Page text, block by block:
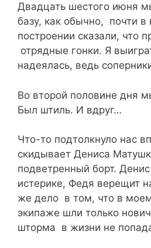
Двадцать шестого июня
базу, как обычно, почти в
построении сказали, что
отрядные гонки. Я
надеялась, ведь
Во второй половине дня
Был штиль. И вдруг…
Что-то подтолкнуло нас
скидывает Дениса
подветренный борт.
истерике, Федя верещит
же дело в том, что в
экипаже шли только
шторма в жизни не